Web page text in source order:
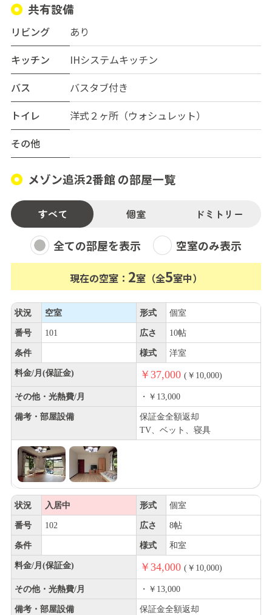
共有設備
リビング
あり
キッチン
IHシステムキッチン
バス
バスタブ付き
トイレ
洋式２ヶ所（ウォシュレット）
その他
メゾン追浜2番館 の部屋一覧
すべて 個室 ドミトリー
全ての部屋を表示 空室のみ表示
現在の空室： 2室（全5室中）
状況 空室 形式 個室
番号 101 広さ 10帖
条件 様式 洋室
料金/月(保証金) ￥37,000 (￥10,000)
その他・光熱費/月 ・￥13,000
備考・部屋設備
保証金全額返却
TV、ベット、寝具
状況 入居中 形式 個室
番号 102 広さ 8帖
条件 様式 和室
料金/月(保証金) ￥34,000 (￥10,000)
その他・光熱費/月 ・￥13,000
備考・部屋設備 保証金全額返却